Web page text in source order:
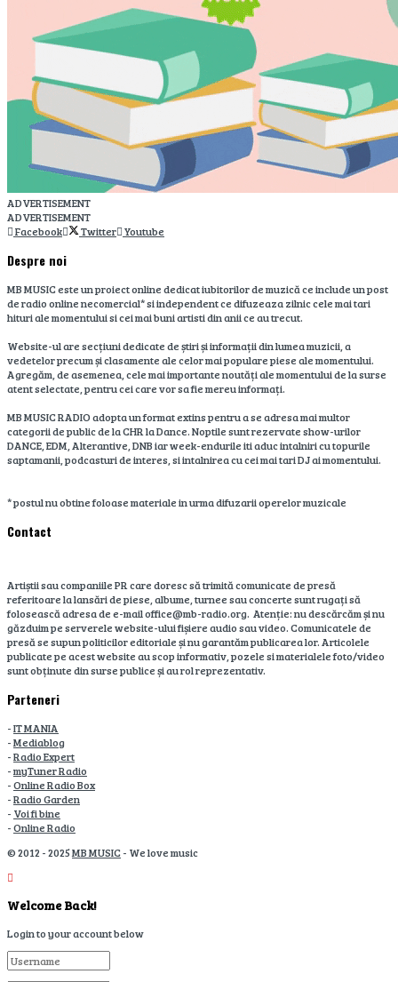
ADVERTISEMENT
ADVERTISEMENT
Facebook
Twitter Youtube
Despre noi
MB MUSIC este un proiect online dedicat iubitorilor de muzică ce include un post
de radio online necomercial* si independent ce difuzeaza zilnic cele mai tari
hituri ale momentului si cei mai buni artisti din anii ce au trecut.
Website-ul are secțiuni dedicate de știri și informații din lumea muzicii, a
vedetelor precum și clasamente ale celor mai populare piese ale momentului.
Agregăm, de asemenea, cele mai importante noutăți ale momentului de la surse
atent selectate, pentru cei care vor sa fie mereu informați.
MB MUSIC RADIO adopta un format extins pentru a se adresa mai multor
categorii de public de la CHR la Dance. Noptile sunt rezervate show-urilor
DANCE, EDM, Alterantive, DNB iar week-endurile iti aduc intalniri cu topurile
saptamanii, podcasturi de interes, si intalnirea cu cei mai tari DJ ai momentului.
* postul nu obtine foloase materiale in urma difuzarii operelor muzicale
Contact
Artiștii sau companiile PR care doresc să trimită comunicate de presă
referitoare la lansări de piese, albume, turnee sau concerte sunt rugați să
folosească adresa de e-mail office@mb-radio.org. Atenție: nu descărcăm și nu
găzduim pe serverele website-ului fișiere audio sau video. Comunicatele de
presă se supun politicilor editoriale și nu garantăm publicarea lor. Articolele
publicate pe acest website au scop informativ, pozele si materialele foto/video
sunt obținute din surse publice și au rol reprezentativ.
Parteneri
-IT MANIA
-Mediablog
-Radio Expert
-myTuner Radio
-Online Radio Box
-Radio Garden
- Voi fi bine
-Online Radio
© 2012 - 2025MB MUSIC- We love music
Welcome Back!
Login to your account below